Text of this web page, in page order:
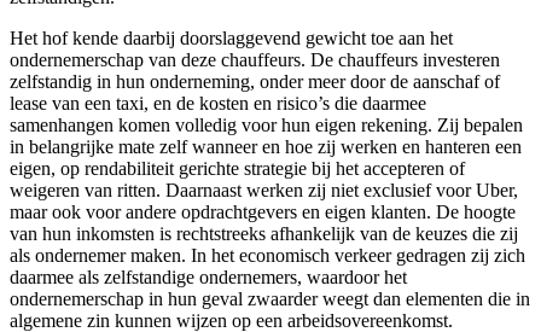
Het hof kende daarbij doorslaggevend gewicht toe aan het
ondernemerschap van deze chauffeurs. De chauffeurs investeren
zelfstandig in hun onderneming, onder meer door de aanschaf of
lease van een taxi, en de kosten en risico’s die daarmee
samenhangen komen volledig voor hun eigen rekening. Zij bepalen
in belangrijke mate zelf wanneer en hoe zij werken en hanteren een
eigen, op rendabiliteit gerichte strategie bij het accepteren of
weigeren van ritten. Daarnaast werken zij niet exclusief voor Uber,
maar ook voor andere opdrachtgevers en eigen klanten. De hoogte
van hun inkomsten is rechtstreeks afhankelijk van de keuzes die zij
als ondernemer maken. In het economisch verkeer gedragen zij zich
daarmee als zelfstandige ondernemers, waardoor het
ondernemerschap in hun geval zwaarder weegt dan elementen die in
algemene zin kunnen wijzen op een arbeidsovereenkomst.